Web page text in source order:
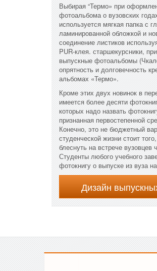
Выбирая “Термо» при
фотоальбома о вузовских
используется мягкая папка с
ламинированной обложкой и
соединение листиков
PUR-клея. старшекурсники,
выпускные фотоальбомы
опрятность и долговечность
альбомах «Термо».
Кроме этих двух новинок в
имеется более десяти
которых надо назвать
признанная первостепенной
Конечно, это не бюджетный
студенческой жизни стоит
блеснуть на встрече вузовцев
Студенты любого учебного
фотокнигу о выпуске из вуза
Дизайн